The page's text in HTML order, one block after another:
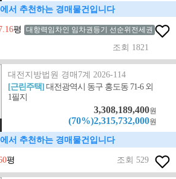
서 추천하는 경매물건입니다
평 대항력임차인 임차권등기 선순위전세권
조회 1821
대전지방법원 경매7계 2026-114
[근린주택]대전광역시 동구 홍도동 71-6 외
1필지
3,308,189,400원
(70%)2,315,732,000원
서 추천하는 경매물건입니다
평 조회 529